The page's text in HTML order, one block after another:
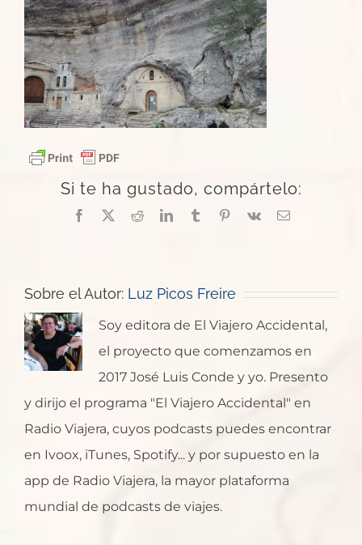
Si te ha gustado, compártelo:
Facebook
X RedditLinkedInTumblrPinterest
Vk
Correo
Sobre el Autor: Luz Picos Freire
Soy editora de El Viajero Accidental,
el proyecto que comenzamos en
2017 José Luis Conde y yo. Presento
y dirijo el programa "El Viajero Accidental" en
Radio Viajera, cuyos podcasts puedes encontrar
en Ivoox, iTunes, Spotify... y por supuesto en la
app de Radio Viajera, la mayor plataforma
mundial de podcasts de viajes.